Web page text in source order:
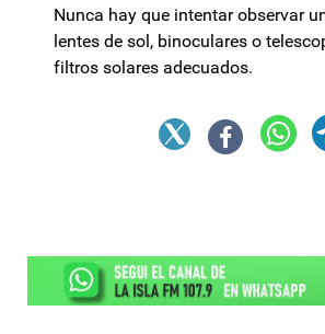
Nunca hay que intentar observar
lentes de sol, binoculares o
filtros solares adecuados.